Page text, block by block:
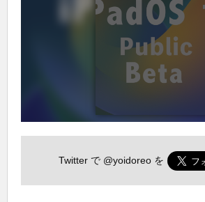
Twitter で @yoidoreo を